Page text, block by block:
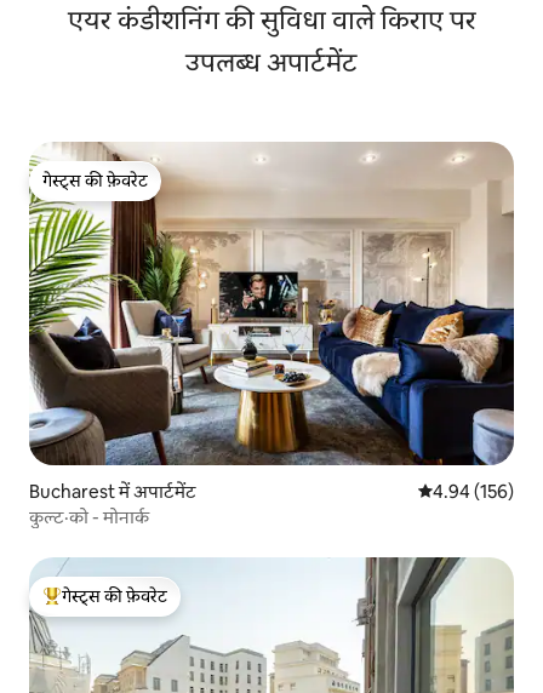
एयर कंडीशनिंग की सुविधा वाले किराए पर
उपलब्ध अपार्टमेंट
गेस्ट्स की फ़ेवरेट
गेस्ट्स की फ़ेवरेट
Bucharest में अपार्टमेंट औसत रेटिंग 5 में से
4.94 (156)
कुल्ट·को - मोनार्क
गेस्ट्स का टॉप फ़ेवरेट
गेस्ट्स की फ़ेवरेट